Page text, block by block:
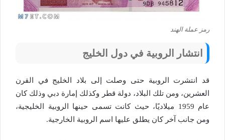
رمز عملة الهند
انتشار الروبية في دول الخليج
قد انتشرت الروبية حتى وصلت إلى بلاد الخليج في القرن
العشرين، ومن تلك البلاد، دولة قطر وكذلك إمارة دبي وذلك كان
عام 1959 ميلاديًا، حيث كانت تسمى حينها الروبية الخليجية،
ومن جانب آخر كان يطلق عليها اسم الروبية الخارجية.